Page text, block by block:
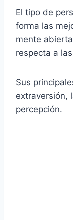
El tipo de
forma las
mente
respecta a
Sus
extraversión,
percepción.